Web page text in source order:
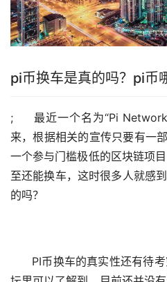
pi币换车是真的吗？pi币
; 最近一个名为“Pi
来，根据相关的宣传只要有一
一个参与门槛极低的区块链项
至还能换车，这时很多人就感
的吗？
PI币换车的真实性还有待考